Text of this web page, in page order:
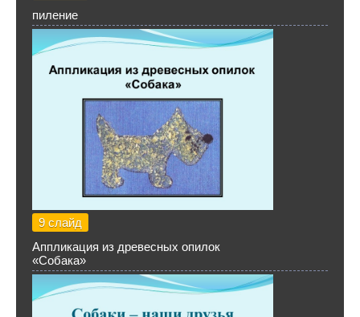
пиление
9 слайд
Аппликация из древесных опилок
«Собака»